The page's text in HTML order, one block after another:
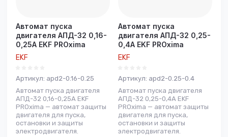
Автомат пуска
двигателя АПД-32 0,16-
0,25А EKF PROxima
EKF
Артикул: apd2-0.16-0.25
Автомат пуска двигателя
АПД-32 0,16-0,25А EKF
PROxima — автомат защиты
двигателя для пуска,
остановки и защиты
электродвигателя.
Автомат пуска
двигателя АПД-32 0,25-
0,4А EKF PROxima
EKF
Артикул: apd2-0.25-0.4
Автомат пуска двигателя
АПД-32 0,25-0,4А EKF
PROxima — автомат защиты
двигателя для пуска,
остановки и защиты
электродвигателя.